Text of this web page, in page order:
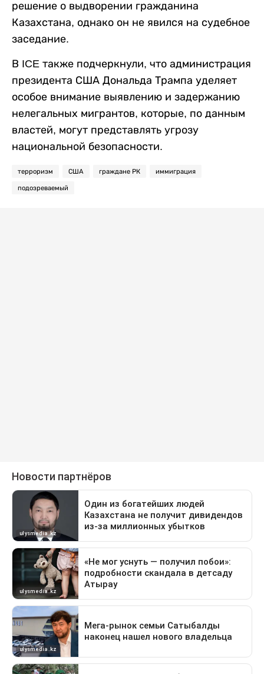
решение о выдворении гражданина
Казахстана, однако он не явился на судебное
заседание.
В ICE также подчеркнули, что администрация
президента США Дональда Трампа уделяет
особое внимание выявлению и задержанию
нелегальных мигрантов, которые, по данным
властей, могут представлять угрозу
национальной безопасности.
терроризм США граждане РК иммиграция
подозреваемый